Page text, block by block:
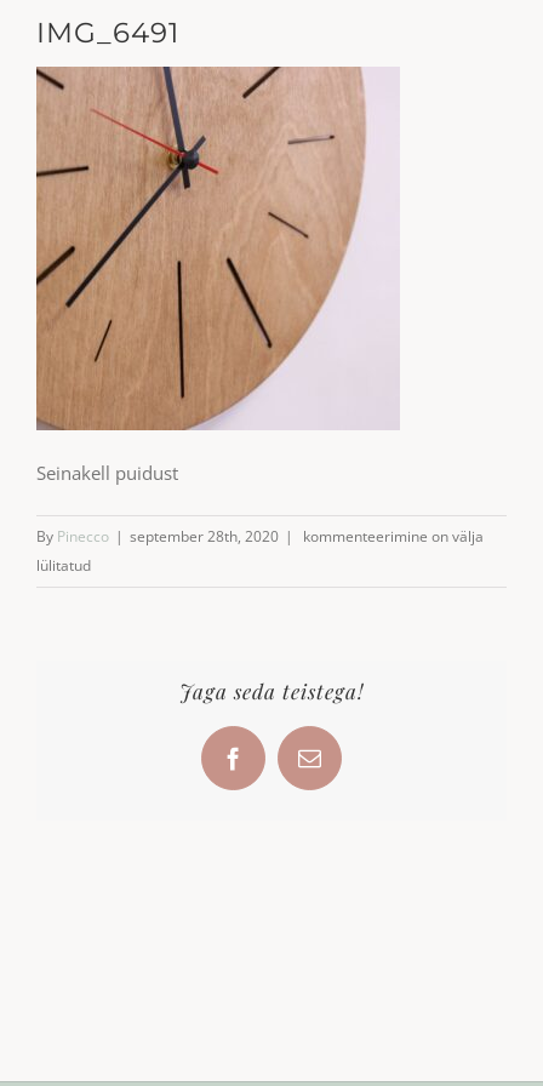
IMG_6491
Seinakell puidust
By Pinecco | september 28th, 2020 | IMG_6491
kommenteerimine on välja
lülitatud
Jaga seda teistega!
FacebookEmail